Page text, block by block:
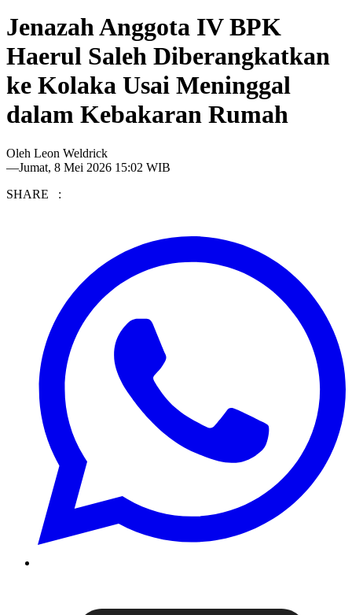
Jenazah Anggota IV BPK
Haerul Saleh Diberangkatkan
ke Kolaka Usai Meninggal
dalam Kebakaran Rumah
Oleh Leon Weldrick
—Jumat, 8 Mei 2026 15:02 WIB
SHARE :